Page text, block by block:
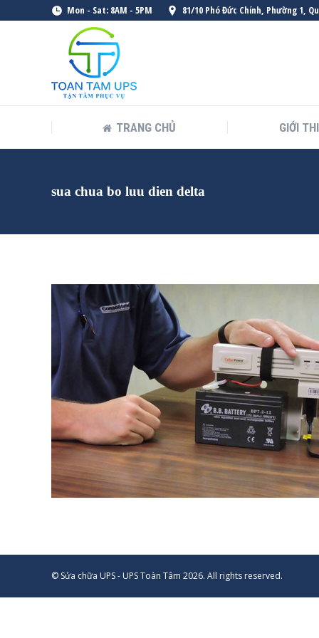
Mon - Sat: 8AM - 5PM 81/10 Phó Đức Chính, Phường 1,
TRANG CHỦ GIỚI
sua chua bo luu dien delta
© Sửa chữa UPS - UPS Toàn Tâm 2026. All rights reserved.